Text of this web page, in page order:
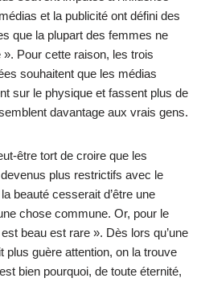
et la publicité ont défini des
que la plupart des femmes ne
Pour cette raison, les trois
souhaitent que les médias
sur le physique et fassent plus de
davantage aux vrais gens.
être tort de croire que les
plus restrictifs avec le
beauté cesserait d’être une
chose commune. Or, pour le
beau est rare ». Dès lors qu’une
plus guère attention, on la trouve
bien pourquoi, de toute éternité,